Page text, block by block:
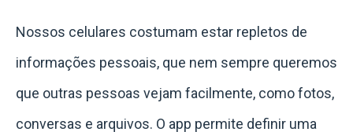
Nossos celulares costumam estar repletos de
informações pessoais, que nem sempre queremos
que outras pessoas vejam facilmente, como fotos,
conversas e arquivos. O app permite definir uma